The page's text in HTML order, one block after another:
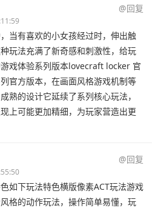
@回复
当有喜欢的小女孩经过时，伸出触
玩法充满了新奇感和刺激性，给玩
戏体验系列版本lovecraft locker 官
官方版本，在画面风格游戏机制等
熟的设计它延续了系列核心玩法，
上可能更加精细，为玩家营造出更
@回复
如下玩法特色横版像素ACT玩法游戏
格的动作玩法，操作简单易懂，玩